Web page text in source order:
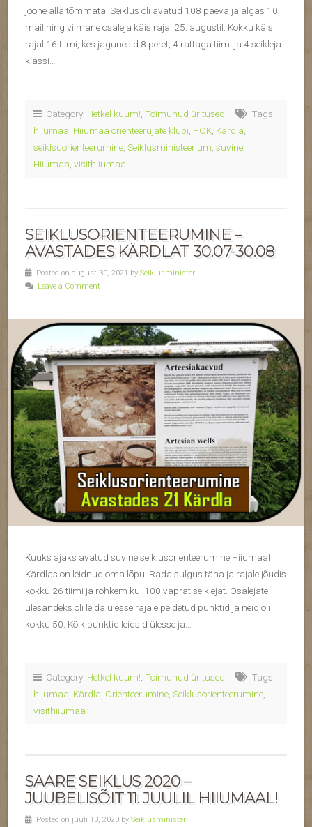
joone alla tõmmata. Seiklus oli avatud 108 päeva ja algas 10.
mail ning viimane osaleja käis rajal 25. augustil. Kokku käis
rajal 16 tiimi, kes jagunesid 8 peret, 4 rattaga tiimi ja 4 seikleja
klassi…
Category: Hetkel kuum! Toimunud üritused
Tags:
hiiumaa Hiiumaa orienteerujate klubi HOK Kärdla
seiklsuorienteerumine Seiklusministeerium suvine
Hiiumaa visithiiumaa
SEIKLUSORIENTEERUMINE –
AVASTADES KÄRDLAT 30.07-30.08
Posted on august 30, 2021 by Seiklusminister
Leave a Comment
Kuuks ajaks avatud suvine seiklusorienteerumine Hiiumaal
Kärdlas on leidnud oma lõpu. Rada sulgus täna ja rajale jõudis
kokku 26 tiimi ja rohkem kui 100 vaprat seiklejat. Osalejate
ülesandeks oli leida ülesse rajale peidetud punktid ja neid oli
kokku 50. Kõik punktid leidsid ülesse ja…
Category: Hetkel kuum!, Toimunud üritused
Tags:
hiiumaa, Kärdla, Orienteerumine, Seiklusorienteerumine,
visithiiumaa
SAARE SEIKLUS 2020 –
JUUBELISÕIT 11. JUULIL HIIUMAAL!
Posted on juuli 13, 2020 by Seiklusminister